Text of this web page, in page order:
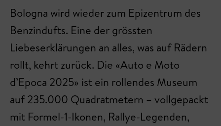
Bologna wird wieder zum Epizentrum des
Benzindufts. Eine der grössten
Liebeserklärungen an alles, was auf Rädern
rollt, kehrt zurück. Die «Auto e Moto
d’Epoca 2025» ist ein rollendes Museum
auf 235.000 Quadratmetern – vollgepackt
mit Formel-1-Ikonen, Rallye-Legenden,